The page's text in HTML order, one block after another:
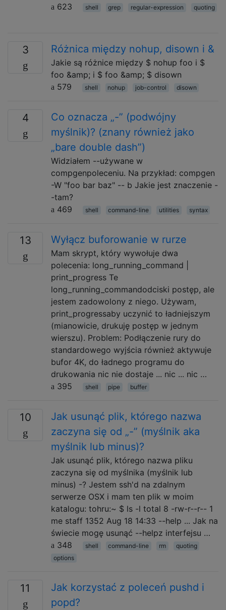
623
shell grep regular-expression quoting
3 Różnica między nohup, disown i &
Jakie są różnice między $ nohup foo i $
foo &amp; i $ foo &amp; $ disown
579
shell nohup job-control disown
4
Co oznacza „-” (podwójny
myślnik)? (znany również jako
„bare double dash”)
Widziałem --używane w
compgenpoleceniu. Na przykład: compgen
-W "foo bar baz" -- b Jakie jest znaczenie -
-tam?
469
shell command-line utilities syntax
13 Wyłącz buforowanie w rurze
Mam skrypt, który wywołuje dwa
polecenia: long_running_command |
print_progress Te
long_running_commandodciski postęp, ale
jestem zadowolony z niego. Używam,
print_progressaby uczynić to ładniejszym
(mianowicie, drukuję postęp w jednym
wierszu). Problem: Podłączenie rury do
standardowego wyjścia również aktywuje
bufor 4K, do ładnego programu do
drukowania nic nie dostaje ... nic ... nic …
395
shell pipe buffer
10
Jak usunąć plik, którego nazwa
zaczyna się od „-” (myślnik aka
myślnik lub minus)?
Jak usunąć plik, którego nazwa pliku
zaczyna się od myślnika (myślnik lub
minus) -? Jestem ssh'd na zdalnym
serwerze OSX i mam ten plik w moim
katalogu: tohru:~ $ ls -l total 8 -rw-r--r-- 1
me staff 1352 Aug 18 14:33 --help ... Jak na
świecie mogę usunąć --helpz interfejsu …
348
shell command-line rm
quoting
options
11
Jak korzystać z poleceń pushd i
popd?